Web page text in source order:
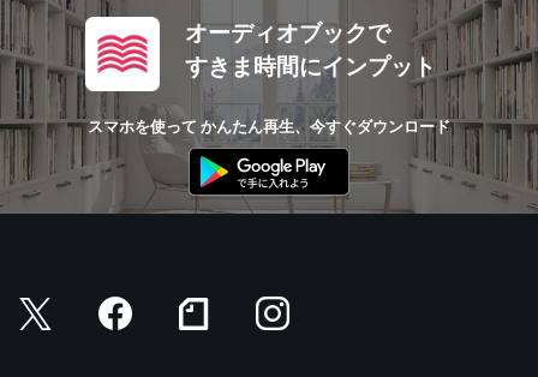
オーディオブックで
すきま時間にインプット
スマホを使って かんたん再生、今すぐダウンロード